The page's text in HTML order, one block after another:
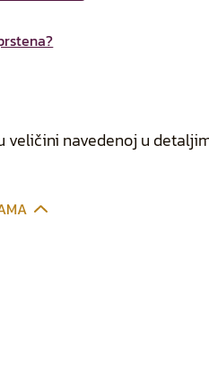
veličini navedenoj u